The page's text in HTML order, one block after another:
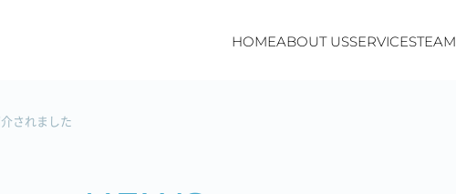
HOMEABOUT USSERVICESTEAM
されました